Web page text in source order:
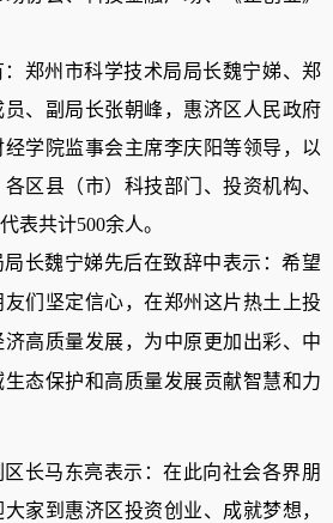
郑州市科学技术局局长魏宁娣、郑
、副 局长张朝峰，惠济区人民政府
学院监事会主席李庆阳等领导， 以
区县（市）科技部门、投资机构、
表共计500余人。
长魏宁娣先后在致辞中表示：希望
们坚定信心，在郑州这片热土上投
高质量发展，为中原更加出彩、中
态保护和高质量发展贡献智慧和力
长马东亮表示：在此向社会各界朋
家到惠济区投资创业、成就梦想，